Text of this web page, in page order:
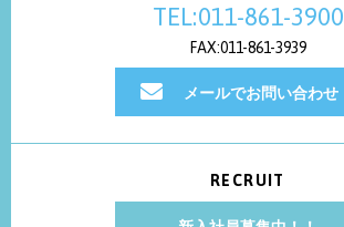
TEL:011-861-3900
FAX:011-861-3939
メールでお問い合わせ
RECRUIT